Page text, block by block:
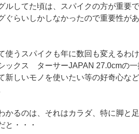
ルしてた頃は、スパイクの方が重要
ぐらいしかしなかったので重要性が
使うスパイクも年に数回も変えるわ
ックス ターサーJAPAN 27.0cmの一
新しいモノを使いたい等の好奇心な
かるのは、それはカラダ、特に脚と
と・・・